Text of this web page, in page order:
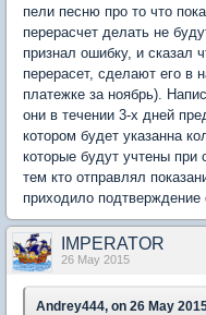
пели песню про то что
перерасчет делать не
признал ошибку, и сказал
перерасет, сделают его в
платежке за ноябрь).
они в течении 3-х дней
котором будет указанна
которые будут учтены
тем кто отправлял
приходило
IMPERATOR
26 May 2015
Andrey444, on 26 May